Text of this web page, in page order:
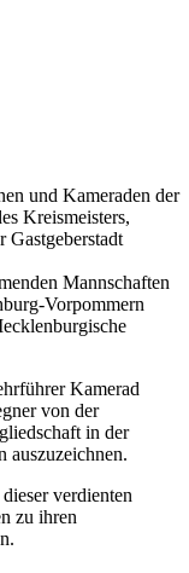
und Kameraden der
Kreismeisters,
Gastgeberstadt
Mannschaften
Vorpommern
Kamerad
von der
in der
auszuzeichnen.
verdienten
zu ihren